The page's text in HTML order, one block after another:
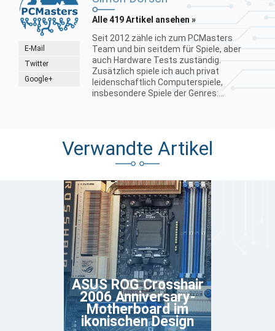
E-Mail
Twitter
Google+
Alle 419 Artikel ansehen »
Seit 2012 zähle ich zum PCMasters
Team und bin seitdem für Spiele, aber
auch Hardware Tests zuständig.
Zusätzlich spiele ich auch privat
leidenschaftlich Computerspiele,
insbesondere Spiele der Genres:...
Verwandte Artikel
ASUS ROG Crosshair
2006 Anniversary-
Motherboard im
ikonischen Design